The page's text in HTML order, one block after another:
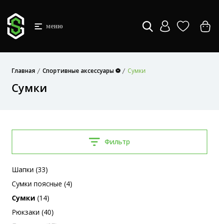
меню
Главная Спортивные аксессуары ⚽ Сумки
Сумки
Фильтр
Шапки (33)
Сумки поясные (4)
Сумки (14)
Рюкзаки (40)